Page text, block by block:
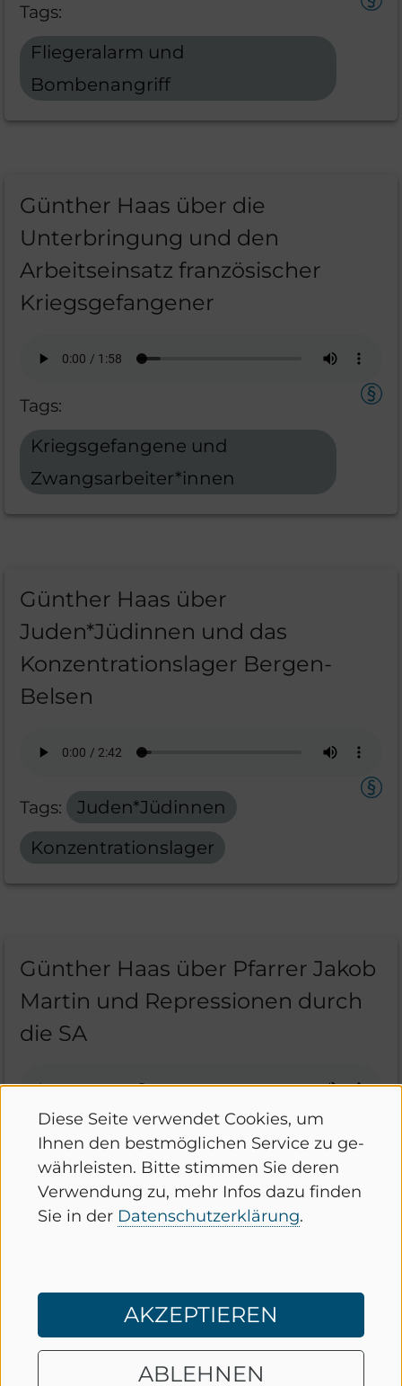
Tags:
Fliegeralarm und
Bombenangriff
Günther Haas über die
Unterbringung und den
Arbeitseinsatz französischer
Kriegsgefangener
Tags:
Kriegsgefangene und
Zwangsarbeiter*innen
Günther Haas über
Juden*Jüdinnen und das
Konzentrationslager Bergen-
Belsen
Tags:
Juden*Jüdinnen
Konzentrationslager
Günther Haas über Pfarrer Jakob
Martin und Repressionen durch
die SA
Tags:
Kirche und Religiosität
Konzentrationslager
Diese Seite ver­wen­det Coo­kies, um
Ihnen den best­mög­li­chen Ser­vice zu ge­
währ­leis­ten. Bitte stim­men Sie deren
Ver­wen­dung zu, mehr Infos dazu fin­den
Sie in der Da­ten­schutz­er­klä­rung.
AKZEPTIEREN
ABLEHNEN